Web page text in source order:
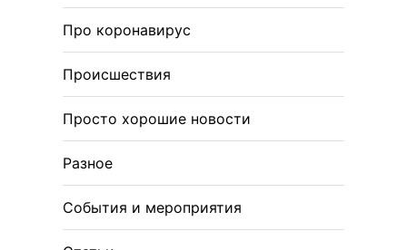
Про коронавирус
Происшествия
Просто хорошие новости
Разное
События и мероприятия